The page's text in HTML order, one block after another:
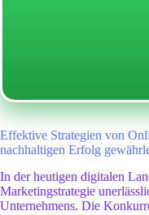
Effektive Strategien von
nachhaltigen Erfolg
In der heutigen digitalen
Marketingstrategie
Unternehmens. Die